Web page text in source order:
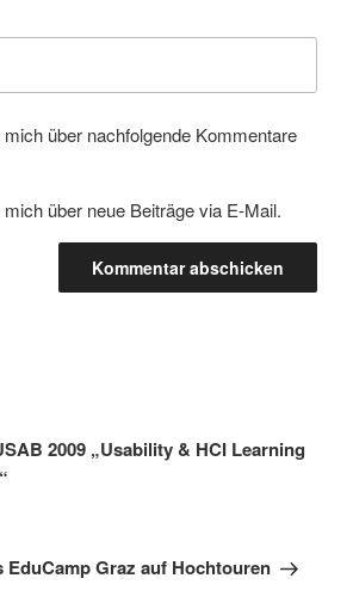
über nachfolgende Kommentare
über neue Beiträge via E-Mail.
2009 „Usability & HCI Learning
Graz auf Hochtouren